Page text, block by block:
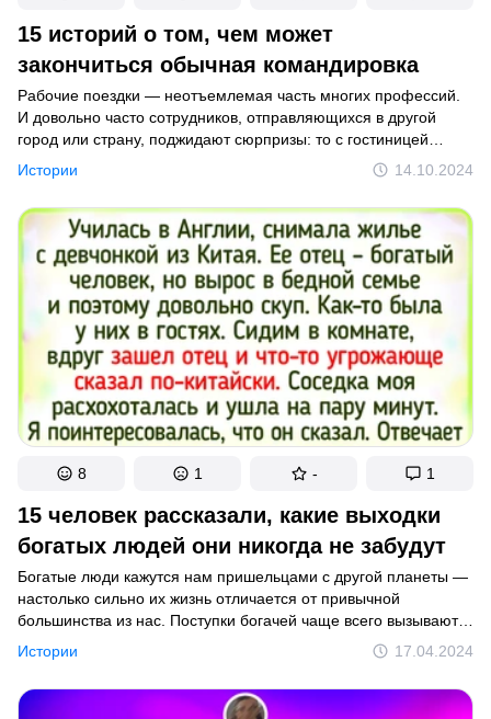
15 историй о том, чем может
закончиться обычная командировка
Истории 14.10.2024
Рабочие поездки — неотъемлемая часть многих профессий.
И довольно часто сотрудников, отправляющихся в другой
город или страну, поджидают сюрпризы: то с гостиницей
не повезет, то задержаться придется, то командировочные
не перечислят. Да и дома за время отсутствия всякое
случиться может...
15 человек рассказали, какие выходки
богатых людей они никогда не забудут
Истории 17.04.2024
Богатые люди кажутся нам пришельцами с другой планеты —
настолько сильно их жизнь отличается от привычной
большинства из нас. Поступки богачей чаще всего вызывают
завить и изумление, но иногда заставляют и покрутить у виска.
8 1 - 1
Дизайн
Умный дом
Стиль
Отношения
Психология
Улыбнуться
Животные
Комиксы
Кино
Фото
Тесты
Юмор
Написать в редакцию
Конфиденциальность
Политика копирайта